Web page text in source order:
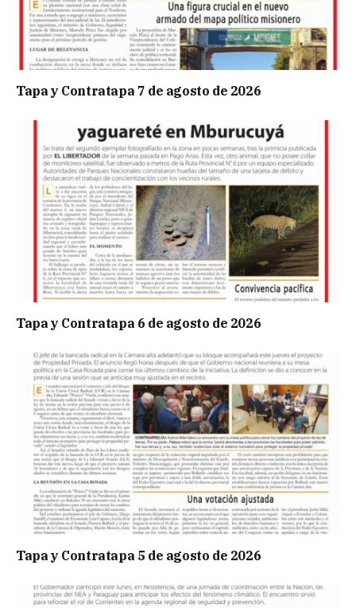
Tapa y Contratapa 7 de agosto de 2026
Tapa y Contratapa 6 de agosto de 2026
Tapa y Contratapa 5 de agosto de 2026